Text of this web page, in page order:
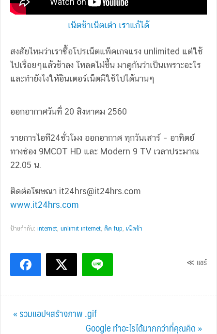
เน็ตช้าเน็ตเต่า เราแก้ได้
สงสัยไหมว่าเราซื้อโปรเน็ตแพ็คเกจแรง unlimited แต่ใช้
ไปเรื่อยๆแล้วช้าลง โหลดไม่ขึ้น มาดูกันว่าเป็นเพราะอะไร
และทำยังไงให้อินเตอร์เน็ตมีใช้ไปได้นานๆ
ออกอากาศวันที่ 20 สิงหาคม 2560
รายการไอที24ชั่วโมง ออกอากาศ ทุกวันเสาร์ – อาทิตย์
ทางช่อง 9MCOT HD และ Modern 9 TV เวลาประมาณ
22.05 น.
ติดต่อโฆษณา it24hrs@it24hrs.com
www.it24hrs.com
ป้ายกำกับ: internet, unlimit internet, ติด fup, เน็ตช้า
≪ แชร์
Previous
« รวมแอปฯสร้างภาพ .gif
Next
Google ทำอะไรได้มากกว่าที่คุณคิด »